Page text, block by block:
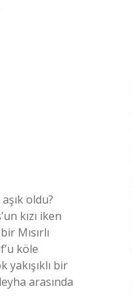
oldu?
kızı iken
Mısırlı
köle
bir
arasında